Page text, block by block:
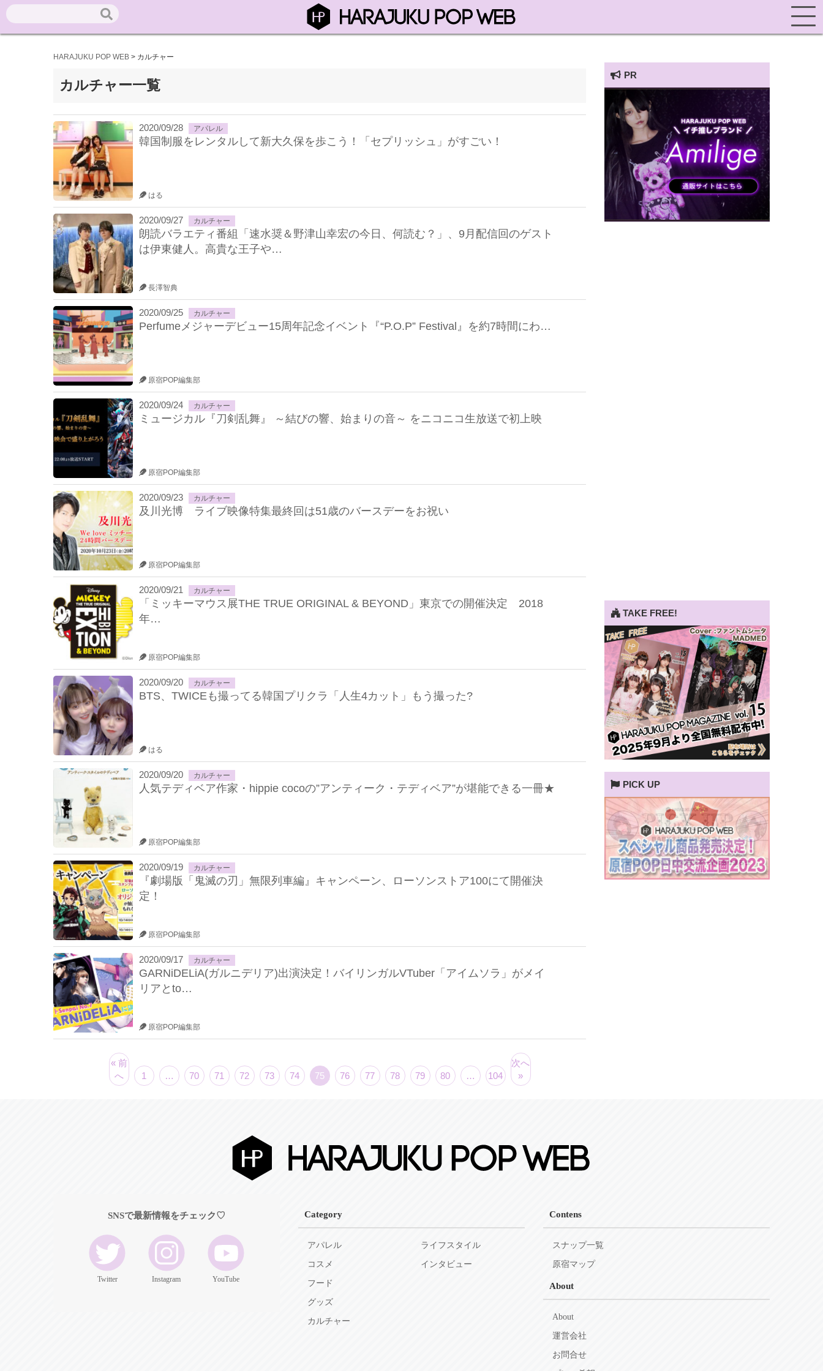
HARAJUKU POP WEB > カルチャー
カルチャー一覧
2020/09/28 アパレル
韓国制服をレンタルして新大久保を歩こう！「セプリッシュ」がすごい！
はる
2020/09/27 カルチャー
朗読バラエティ番組「速水奨＆野津山幸宏の今日、何読む？」、9月配信回のゲスト
は伊東健人。高貴な王子や…
長澤智典
2020/09/25 カルチャー
Perfumeメジャーデビュー15周年記念イベント『“P.O.P” Festival』を約7時間にわ…
原宿POP編集部
2020/09/24 カルチャー
ミュージカル『刀剣乱舞』 ～結びの響、始まりの音～ をニコニコ生放送で初上映
原宿POP編集部
2020/09/23 カルチャー
及川光博 ライブ映像特集最終回は51歳のバースデーをお祝い
原宿POP編集部
2020/09/21 カルチャー
「ミッキーマウス展THE TRUE ORIGINAL & BEYOND」東京での開催決定 2018
年…
原宿POP編集部
2020/09/20 カルチャー
BTS、TWICEも撮ってる韓国プリクラ「人生4カット」もう撮った?
はる
2020/09/20 カルチャー
人気テディベア作家・hippie cocoの”アンティーク・テディベア”が堪能できる一冊★
原宿POP編集部
2020/09/19 カルチャー
『劇場版「鬼滅の刃」無限列車編』キャンペーン、ローソンストア100にて開催決
定！
原宿POP編集部
2020/09/17 カルチャー
GARNiDELiA(ガルニデリア)出演決定！バイリンガルVTuber「アイムソラ」がメイ
リアとto…
原宿POP編集部
« 前
へ
1 … 70 71 72 73 74 75 76 77 78 79 80 … 104
次へ
»
PR
HARAJUKU POP TV
TAKE FREE!
PICK UP
SNSで最新情報をチェック♡
Twitter Instagram YouTube
Category
アパレル
コスメ
フード
グッズ
カルチャー
ライフスタイル
インタビュー
Contens
スナップ一覧
原宿マップ
About
About
運営会社
お問合せ